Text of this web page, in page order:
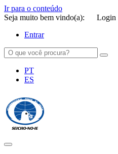
Ir para o conteúdo
Seja muito bem vindo(a):
Login
Entrar
PT
ES